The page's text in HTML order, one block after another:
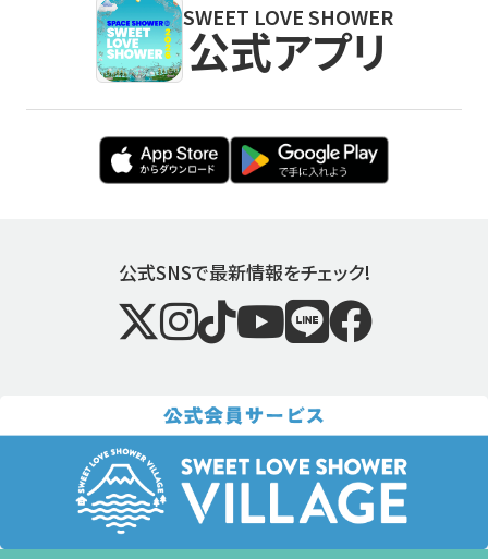
SWEET LOVE SHOWER
公式アプリ
公式SNSで最新情報をチェック!